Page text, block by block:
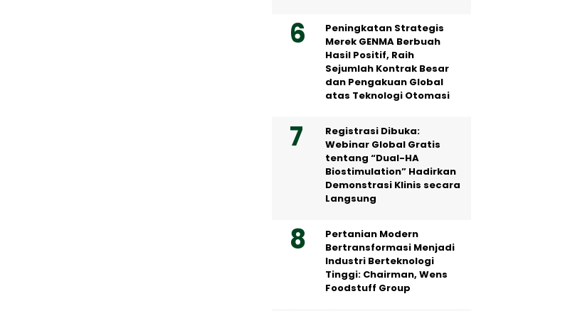
Peningkatan Strategis
Merek GENMA Berbuah
Hasil Positif, Raih
Sejumlah Kontrak Besar
dan Pengakuan Global
atas Teknologi Otomasi
Registrasi Dibuka:
Webinar Global Gratis
tentang “Dual-HA
Biostimulation” Hadirkan
Demonstrasi Klinis secara
Langsung
Pertanian Modern
Bertransformasi Menjadi
Industri Berteknologi
Tinggi: Chairman, Wens
Foodstuff Group